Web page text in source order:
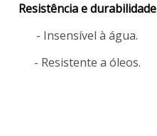
Resistência e durabilidade
- Insensível à água.
- Resistente a óleos.